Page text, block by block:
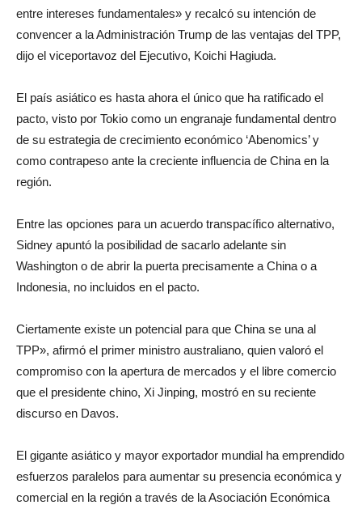
entre intereses fundamentales» y recalcó su intención de
convencer a la Administración Trump de las ventajas del TPP,
dijo el viceportavoz del Ejecutivo, Koichi Hagiuda.
El país asiático es hasta ahora el único que ha ratificado el
pacto, visto por Tokio como un engranaje fundamental dentro
de su estrategia de crecimiento económico ‘Abenomics’ y
como contrapeso ante la creciente influencia de China en la
región.
Entre las opciones para un acuerdo transpacífico alternativo,
Sidney apuntó la posibilidad de sacarlo adelante sin
Washington o de abrir la puerta precisamente a China o a
Indonesia, no incluidos en el pacto.
Ciertamente existe un potencial para que China se una al
TPP», afirmó el primer ministro australiano, quien valoró el
compromiso con la apertura de mercados y el libre comercio
que el presidente chino, Xi Jinping, mostró en su reciente
discurso en Davos.
El gigante asiático y mayor exportador mundial ha emprendido
esfuerzos paralelos para aumentar su presencia económica y
comercial en la región a través de la Asociación Económica